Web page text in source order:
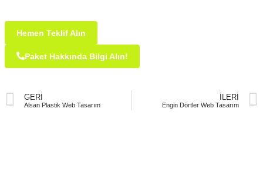
Hemen Teklif Alın
Paket Hakkında Bilgi Alın!
GERI
Alsan Plastik Web Tasarım
İLERI
Engin Dörtler Web Tasarım